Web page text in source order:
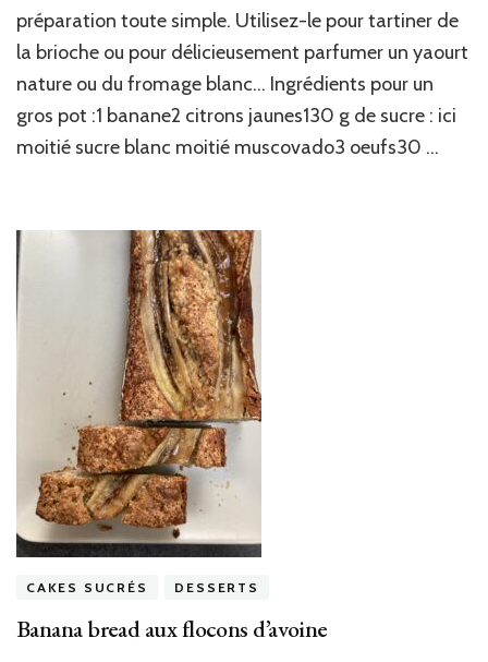
préparation toute simple. Utilisez-le pour tartiner de
la brioche ou pour délicieusement parfumer un yaourt
nature ou du fromage blanc… Ingrédients pour un
gros pot :1 banane2 citrons jaunes130 g de sucre : ici
moitié sucre blanc moitié muscovado3 oeufs30 …
CAKES SUCRÉS DESSERTS
Banana bread aux flocons d’avoine